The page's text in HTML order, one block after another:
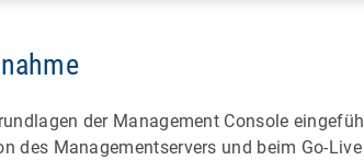
der Management Console
des Managementservers und beim Go-